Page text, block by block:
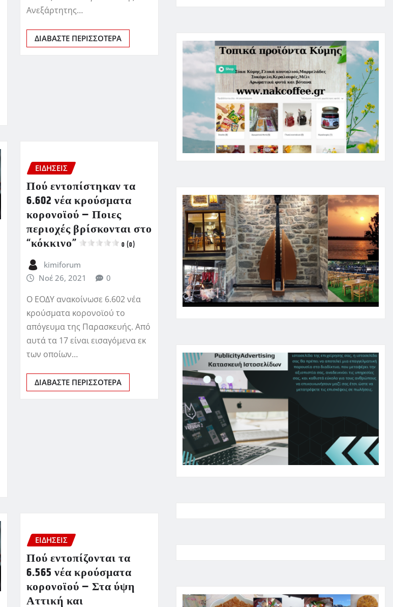
Ανεξάρτητης…
ΔΙΑΒΆΣΤΕ ΠΕΡΙΣΣΌΤΕΡΑ
ΕΙΔΗΣΕΙΣ
Πού εντοπίστηκαν τα
6.602 νέα κρούσματα
κορονοϊού – Ποιες
περιοχές βρίσκονται στο
“κόκκινο”
0 (0)
kimiforum
Νοέ 26, 2021
0
Ο ΕΟΔΥ ανακοίνωσε 6.602 νέα
κρούσματα κορονοϊού το
απόγευμα της Παρασκευής. Από
αυτά τα 17 είναι εισαγόμενα εκ
των οποίων…
ΔΙΑΒΆΣΤΕ ΠΕΡΙΣΣΌΤΕΡΑ
ΕΙΔΗΣΕΙΣ
Πού εντοπίζονται τα
6.565 νέα κρούσματα
κορονοϊού – Στα ύψη
Αττική και